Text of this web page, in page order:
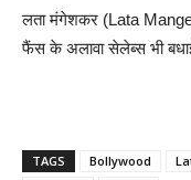
लता मंगेशकर (Lata
फैंस के अलावा सेलेब्स भी
TAGS Bollywood